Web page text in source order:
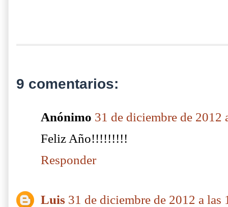
9 comentarios:
Anónimo 31 de diciembre de 2012
Feliz Año!!!!!!!!!
Responder
Luis 31 de diciembre de 2012 a las